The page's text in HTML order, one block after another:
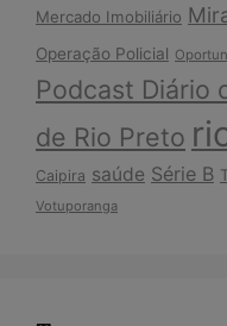
Mercado Imobiliário
Operação Policial
Podcast Diário
de Rio Preto
Caipira saúde Série B
Votuporanga